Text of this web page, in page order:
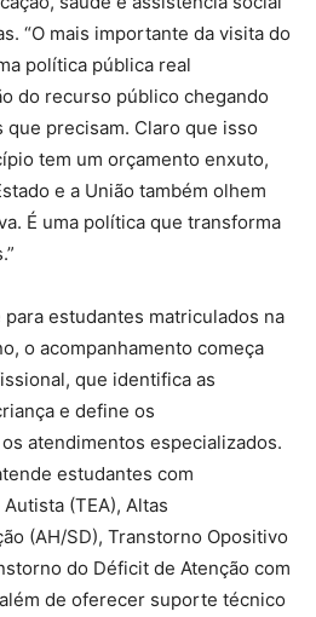
“O mais importante da visita do
política pública real
do recurso público chegando
que precisam. Claro que isso
tem um orçamento enxuto,
e a União também olhem
É uma política que transforma
estudantes matriculados na
o acompanhamento começa
que identifica as
e define os
atendimentos especializados.
estudantes com
(TEA), Altas
(AH/SD), Transtorno Opositivo
do Déficit de Atenção com
de oferecer suporte técnico